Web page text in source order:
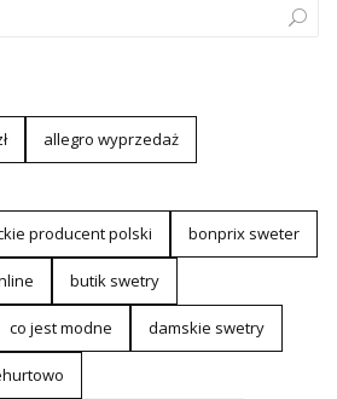
allegro wyprzedaż
producent polski bonprix sweter
butik swetry
co jest modne damskie swetry